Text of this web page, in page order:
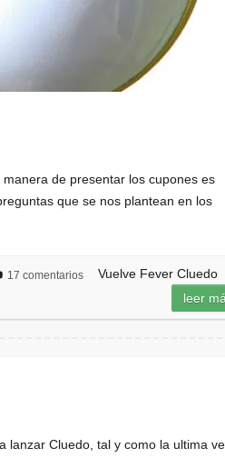
de presentar los cupones es
que se nos plantean en los
17 comentarios
Vuelve Fever Cluedo
leer
lanzar Cluedo, tal y como la ultima